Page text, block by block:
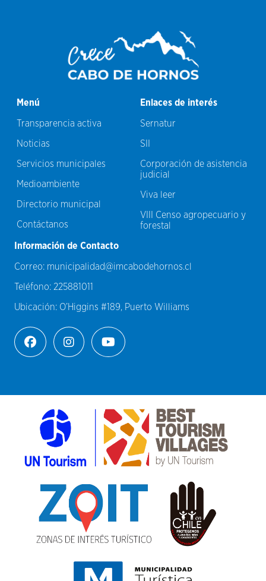
Menú
Transparencia activa
Noticias
Servicios municipales
Medioambiente
Directorio municipal
Contáctanos
Enlaces de interés
Sernatur
SII
Corporación de asistencia
judicial
Viva leer
VIII Censo agropecuario y
forestal
Información de Contacto
Correo: municipalidad@imcabodehornos.cl
Teléfono: 225881011
Ubicación: O’Higgins #189, Puerto Williams